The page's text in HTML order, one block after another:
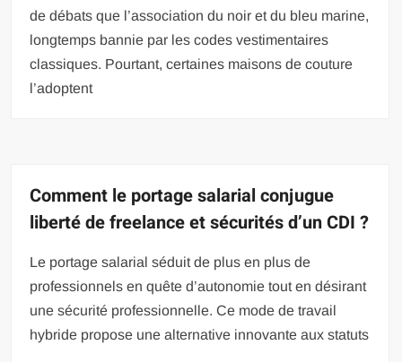
de débats que l’association du noir et du bleu marine,
longtemps bannie par les codes vestimentaires
classiques. Pourtant, certaines maisons de couture
l’adoptent
Comment le portage salarial conjugue
liberté de freelance et sécurités d’un CDI ?
Le portage salarial séduit de plus en plus de
professionnels en quête d’autonomie tout en désirant
une sécurité professionnelle. Ce mode de travail
hybride propose une alternative innovante aux statuts